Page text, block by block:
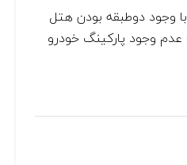
وجود دوطبقه بودن هتل
وجود پارکینگ خودرو